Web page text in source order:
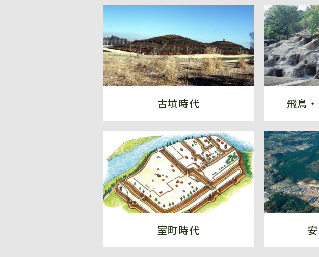
古墳時代 飛鳥
室町時代